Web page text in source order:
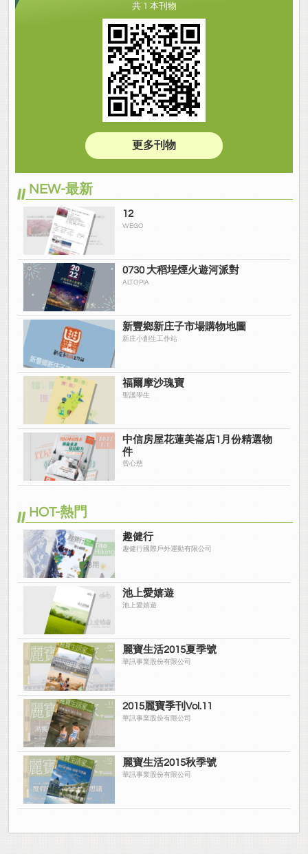
共 1 本刊物
更多刊物
NEW-最新
12
WEGO
0730 大稻埕煙火遊河派對
ALTOPIA
新豐鄉新庄子市場購物地圖
新庄小創生工作站
福爾摩沙瑰寶
聖護學生
中信房屋花蓮美崙店1月份精選物
件
曾心慈
HOT-熱門
趣健行
趣健行國際戶外運動有限公司
池上愛嬉遊
池上愛嬉遊
麗寶生活2015夏季號
華訊事業股份有限公司
2015麗寶季刊Vol.11
華訊事業股份有限公司
麗寶生活2015秋季號
華訊事業股份有限公司